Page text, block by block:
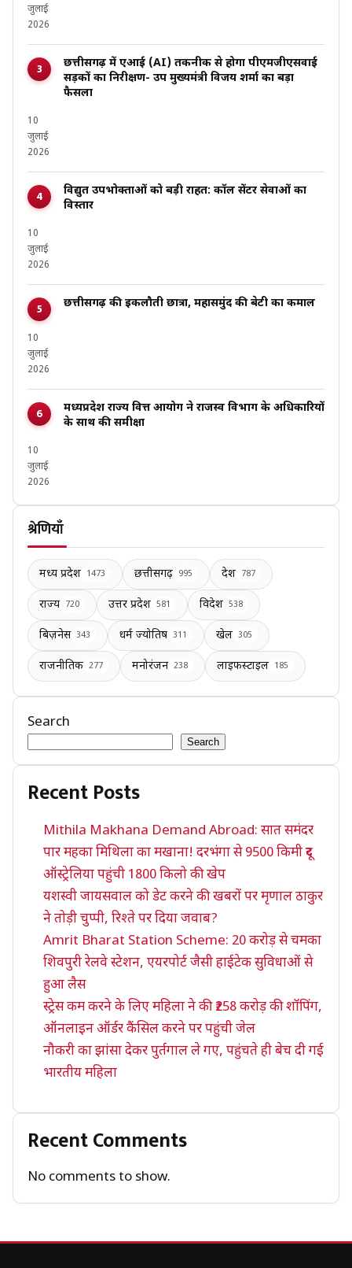
जुलाई
2026
छत्तीसगढ़ में एआई (AI) तकनीक से होगा पीएमजीएसवाई
सड़कों का निरीक्षण- उप मुख्यमंत्री विजय शर्मा का बड़ा
फैसला
10
जुलाई
2026
विद्युत उपभोक्ताओं को बड़ी राहत: कॉल सेंटर सेवाओं का
विस्तार
10
जुलाई
2026
छत्तीसगढ़ की इकलौती छात्रा, महासमुंद की बेटी का कमाल
10
जुलाई
2026
मध्यप्रदेश राज्य वित्त आयोग ने राजस्व विभाग के अधिकारियों
के साथ की समीक्षा
10
जुलाई
2026
श्रेणियाँ
मध्य प्रदेश 1473 छत्तीसगढ़ 995 देश 787
राज्य 720 उत्तर प्रदेश 581 विदेश 538
बिज़नेस 343 धर्म ज्योतिष 311 खेल 305
राजनीतिक 277 मनोरंजन 238 लाइफस्टाइल 185
Search
Search
Recent Posts
Mithila Makhana Demand Abroad: सात समंदर
पार महका मिथिला का मखाना! दरभंगा से 9500 किमी दूर
ऑस्ट्रेलिया पहुंची 1800 किलो की खेप
यशस्वी जायसवाल को डेट करने की खबरों पर मृणाल ठाकुर
ने तोड़ी चुप्पी, रिश्ते पर दिया जवाब?
Amrit Bharat Station Scheme: 20 करोड़ से चमका
शिवपुरी रेलवे स्टेशन, एयरपोर्ट जैसी हाईटेक सुविधाओं से
हुआ लैस
स्ट्रेस कम करने के लिए महिला ने की ₹258 करोड़ की शॉपिंग,
ऑनलाइन ऑर्डर कैंसिल करने पर पहुंची जेल
नौकरी का झांसा देकर पुर्तगाल ले गए, पहुंचते ही बेच दी गई
भारतीय महिला
Recent Comments
No comments to show.